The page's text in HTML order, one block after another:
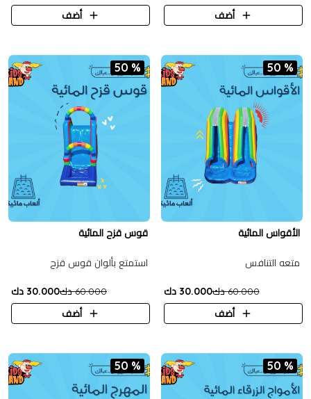
أضف
أضف
50 %
الأقواس المائية
متعه التنافس
60.000 دك
30.000 دك
أضف
50 %
قوس قزح المائية
استمتع بألوان قوس قزح
60.000 دك
30.000 دك
أضف
50 %
50 %